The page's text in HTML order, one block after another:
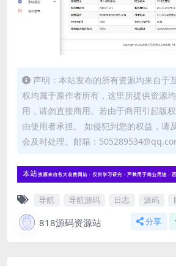
声明：本站发布的所有资源均来自于
权均属于原作者所有，这里所提供资源
用，请勿直接商用。若由于商用引起版
由使用者承担。 如侵犯到您的权益，请
会及时处理。邮箱：
导航 导航源码 日志 源码
818源码资源站 分享